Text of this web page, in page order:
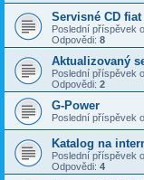
Servisné CD
Poslední příspěvek
Odpovědi: 8
Aktualizovaný
Poslední příspěvek
Odpovědi: 2
G-Power
Poslední příspěvek
Katalog na
Poslední příspěvek
Odpovědi: 4